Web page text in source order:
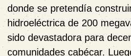
donde se pretendía
hidroeléctrica de 200
sido devastadora para
comunidades cabécar.